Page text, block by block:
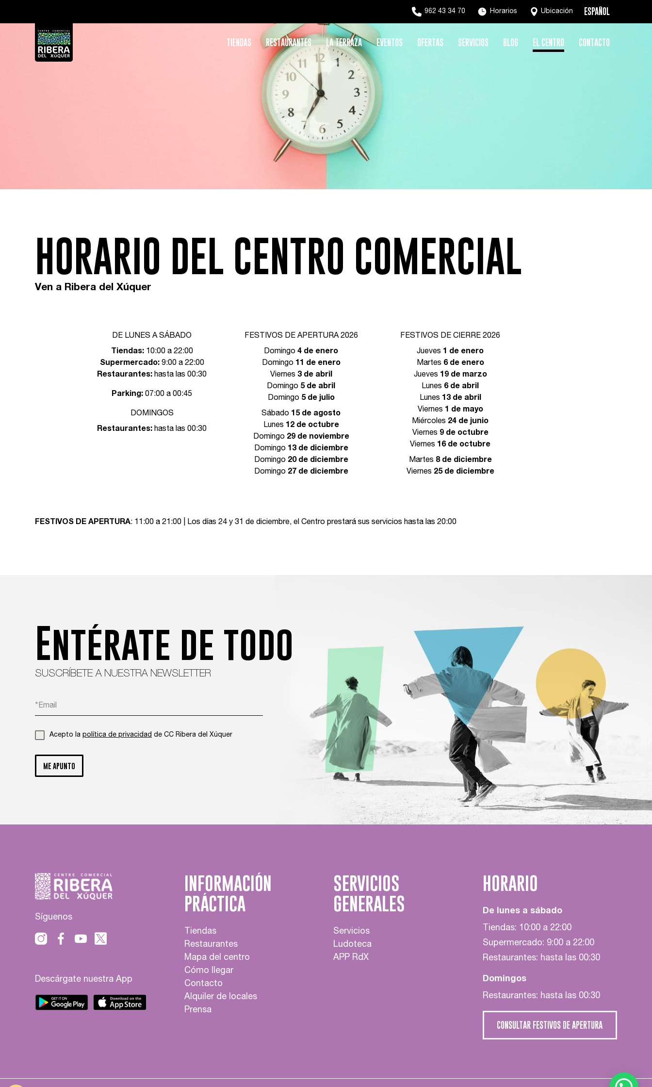
962 43 34 70 Horarios Ubicación ESPAÑOL
TIENDAS RESTAURANTES LA TERRAZA EVENTOS OFERTAS SERVICIOS BLOG EL CENTRO CONTACTO
HORARIO DEL CENTRO COMERCIAL
Ven a Ribera del Xúquer
DE LUNES A SÁBADO
Tiendas:10:00 a 22:00
Supermercado:9:00 a 22:00
Restaurantes: hasta las 00:30
Parking: 07:00 a 00:45
DOMINGOS
Restaurantes: hasta las 00:30
FESTIVOS DE APERTURA 2026
Domingo4 de enero
Domingo 11 de enero
Viernes 3 de abril
Domingo 5 de abril
Domingo 5 de julio
Sábado 15 de agosto
Lunes 12 de octubre
Domingo 29 de noviembre
Domingo 13 de diciembre
Domingo 20 de diciembre
Domingo 27 de diciembre
FESTIVOS DE CIERRE 2026
Jueves 1 de enero
Martes 6 de enero
Jueves 19 de marzo
Lunes 6 de abril
Lunes 13 de abril
Viernes 1 de mayo
Miércoles 24 de junio
Viernes 9 de octubre
Viernes 16 de octubre
Martes 8 de diciembre
Viernes 25 de diciembre
FESTIVOS DE APERTURA: 11:00 a 21:00 | Los días 24 y 31 de diciembre, el Centro prestará sus servicios hasta las 20:00
Entérate de todo
SUSCRÍBETE A NUESTRA NEWSLETTER
Acepto la política de privacidad de CC Ribera del Xúquer
ME APUNTO
Síguenos
Descárgate nuestra App
INFORMACIÓN
PRÁCTICA
Tiendas
Restaurantes
Mapa del centro
Cómo llegar
Contacto
Alquiler de locales
Prensa
SERVICIOS
GENERALES
Servicios
Ludoteca
APP RdX
HORARIO
De lunes a sábado
Tiendas: 10:00 a 22:00
Supermercado: 9:00 a 22:00
Restaurantes: hasta las 00:30
Domingos
Restaurantes: hasta las 00:30
CONSULTAR FESTIVOS DE APERTURA